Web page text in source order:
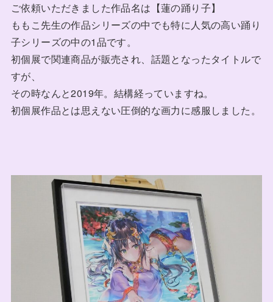
ご依頼いただきました作品名は【蓮の踊り子】
ももこ先生の作品シリーズの中でも特に人気の高い踊り
子シリーズの中の1品です。
初個展で関連商品が販売され、話題となったタイトルで
すが、
その時なんと2019年。結構経っていますね。
初個展作品とは思えない圧倒的な画力に感服しました。